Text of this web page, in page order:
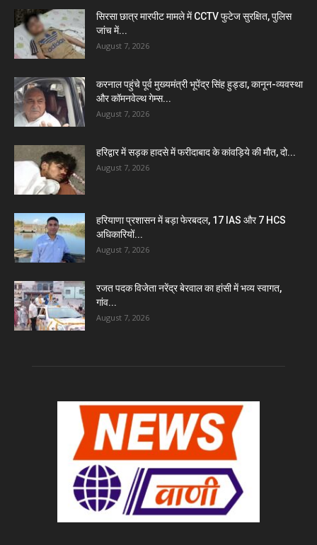
सिरसा छात्र मारपीट मामले में CCTV फुटेज सुरक्षित, पुलिस
जांच में...
August 7, 2026
करनाल पहुंचे पूर्व मुख्यमंत्री भूपेंद्र सिंह हुड्डा, कानून-व्यवस्था
और कॉमनवेल्थ गेम्स...
August 7, 2026
हरिद्वार में सड़क हादसे में फरीदाबाद के कांवड़िये की मौत, दो...
August 7, 2026
हरियाणा प्रशासन में बड़ा फेरबदल, 17 IAS और 7 HCS
अधिकारियों...
August 7, 2026
रजत पदक विजेता नरेंद्र बेरवाल का हांसी में भव्य स्वागत,
गांव...
August 7, 2026